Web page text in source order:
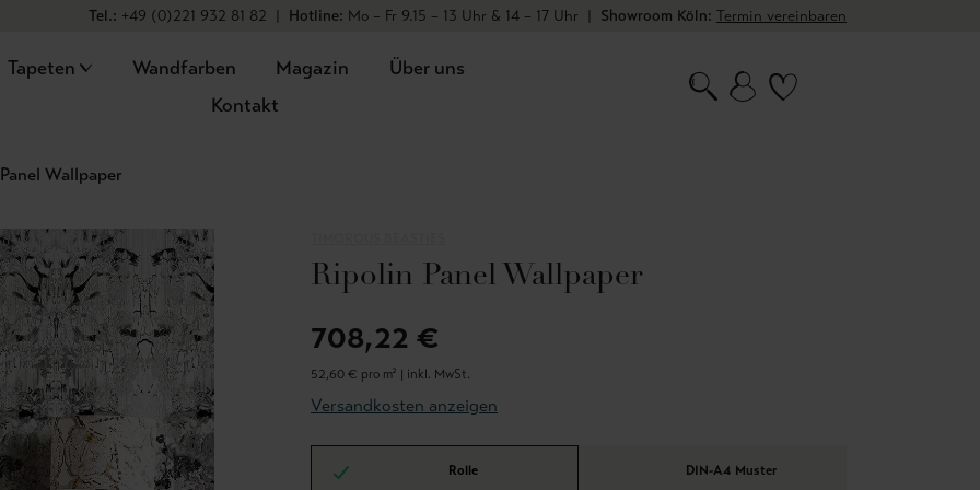
Tel.: +49 (0)221 932 81 82 | Hotline: Mo – Fr 9.15 – 13 Uhr & 14 – 17 Uhr | Showroom Köln: Termin vereinbaren
Tapeten Wandfarben Magazin
Über uns
Kontakt
Wallpaper
Ripolin Panel Wallpaper
708,22 €
52,60 € pro m² | inkl. MwSt.
Versandkosten anzeigen
Rolle DIN-A4 Muster